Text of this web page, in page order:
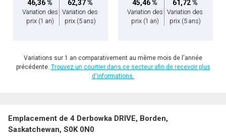
46,36 %
Variation des
prix (1 an)
62,37 %
Variation des
prix (5 ans)
45,46 %
Variation des
prix (1 an)
61,72 %
Variation des
prix (5 ans)
Variations sur 1 an comparativement au même mois de l'année
précédente. Trouvez un courtier dans ce secteur afin de recevoir plus
d'informations.
Emplacement de 4 Derbowka DRIVE, Borden,
Saskatchewan, S0K 0N0